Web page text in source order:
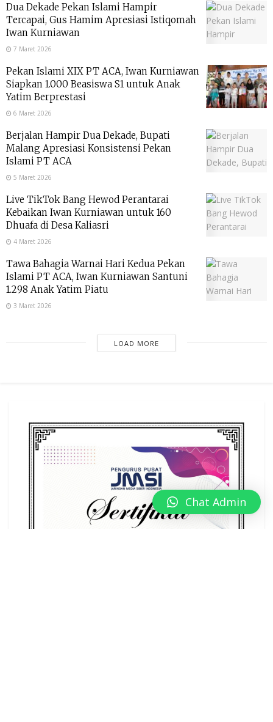
Dua Dekade Pekan Islami Hampir
Tercapai, Gus Hamim Apresiasi Istiqomah
Iwan Kurniawan
7 Maret 2026
Pekan Islami XIX PT ACA, Iwan Kurniawan
Siapkan 1.000 Beasiswa S1 untuk Anak
Yatim Berprestasi
6 Maret 2026
Berjalan Hampir Dua Dekade, Bupati
Malang Apresiasi Konsistensi Pekan
Islami PT ACA
5 Maret 2026
Live TikTok Bang Hewod Perantarai
Kebaikan Iwan Kurniawan untuk 160
Dhuafa di Desa Kaliasri
4 Maret 2026
Tawa Bahagia Warnai Hari Kedua Pekan
Islami PT ACA, Iwan Kurniawan Santuni
1.298 Anak Yatim Piatu
3 Maret 2026
LOAD MORE
Chat Admin